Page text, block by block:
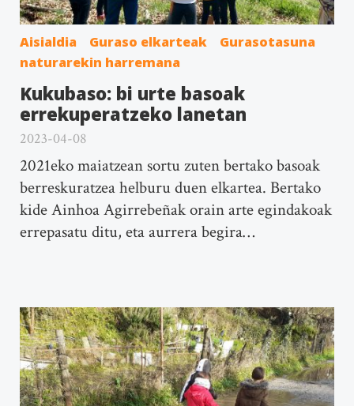
Aisialdia Guraso elkarteak
Gurasotasuna
naturarekin harremana
Kukubaso: bi urte basoak
errekuperatzeko lanetan
2023-04-08
2021eko maiatzean sortu zuten bertako basoak
berreskuratzea helburu duen elkartea. Bertako
kide Ainhoa Agirrebeñak orain arte egindakoak
errepasatu ditu, eta aurrera begira…